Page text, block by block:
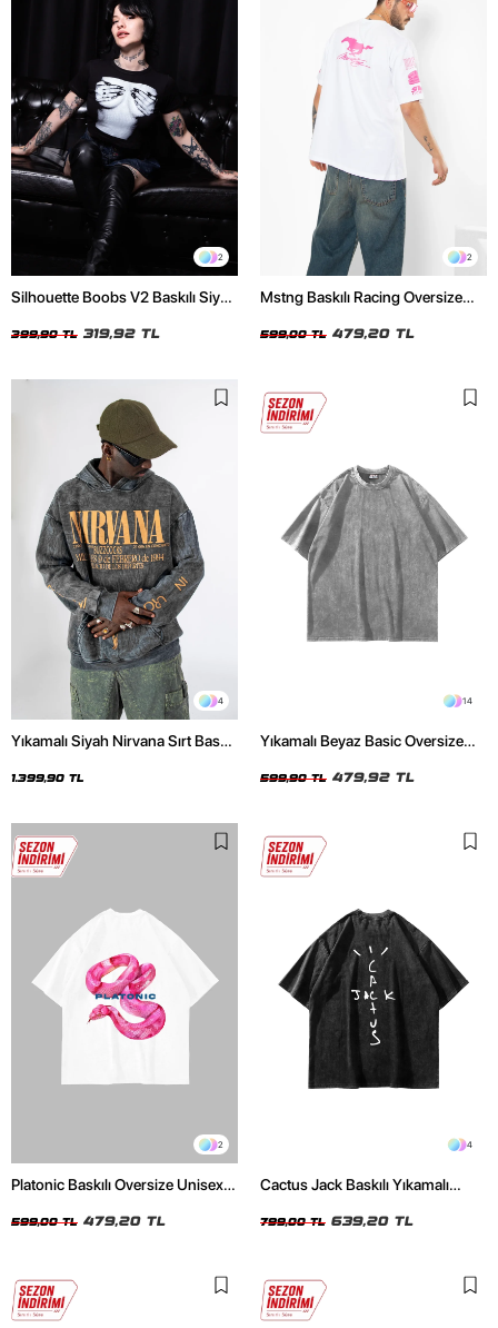
2
Silhouette Boobs V2 Baskılı Siyah
399,90 TL 319,92 TL
2
Mstng Baskılı Racing Oversize
599,00 TL 479,20 TL
4
Yıkamalı Siyah Nirvana Sırt Baskılı
1.399,90 TL
14
Yıkamalı Beyaz Basic Oversize
599,90 TL 479,92 TL
2
Platonic Baskılı Oversize Unisex
599,00 TL 479,20 TL
4
Cactus Jack Baskılı Yıkamalı
799,00 TL 639,20 TL